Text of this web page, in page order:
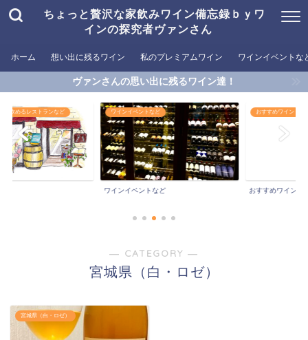
ちょっと贅沢な家飲みワイン備忘録ｂｙワ
インの探究者ヴァンさん
ホーム 想い出に残るワイン 私のプレミアムワイン ワインイベントな
ヴァンさんの思い出に残るワイン達！
るレストランなど ワインイベントなど
ワインイベントなど
おすすめワイン
おすすめワイン
― CATEGORY ―
宮城県（白・ロゼ）
宮城県（白・ロゼ）